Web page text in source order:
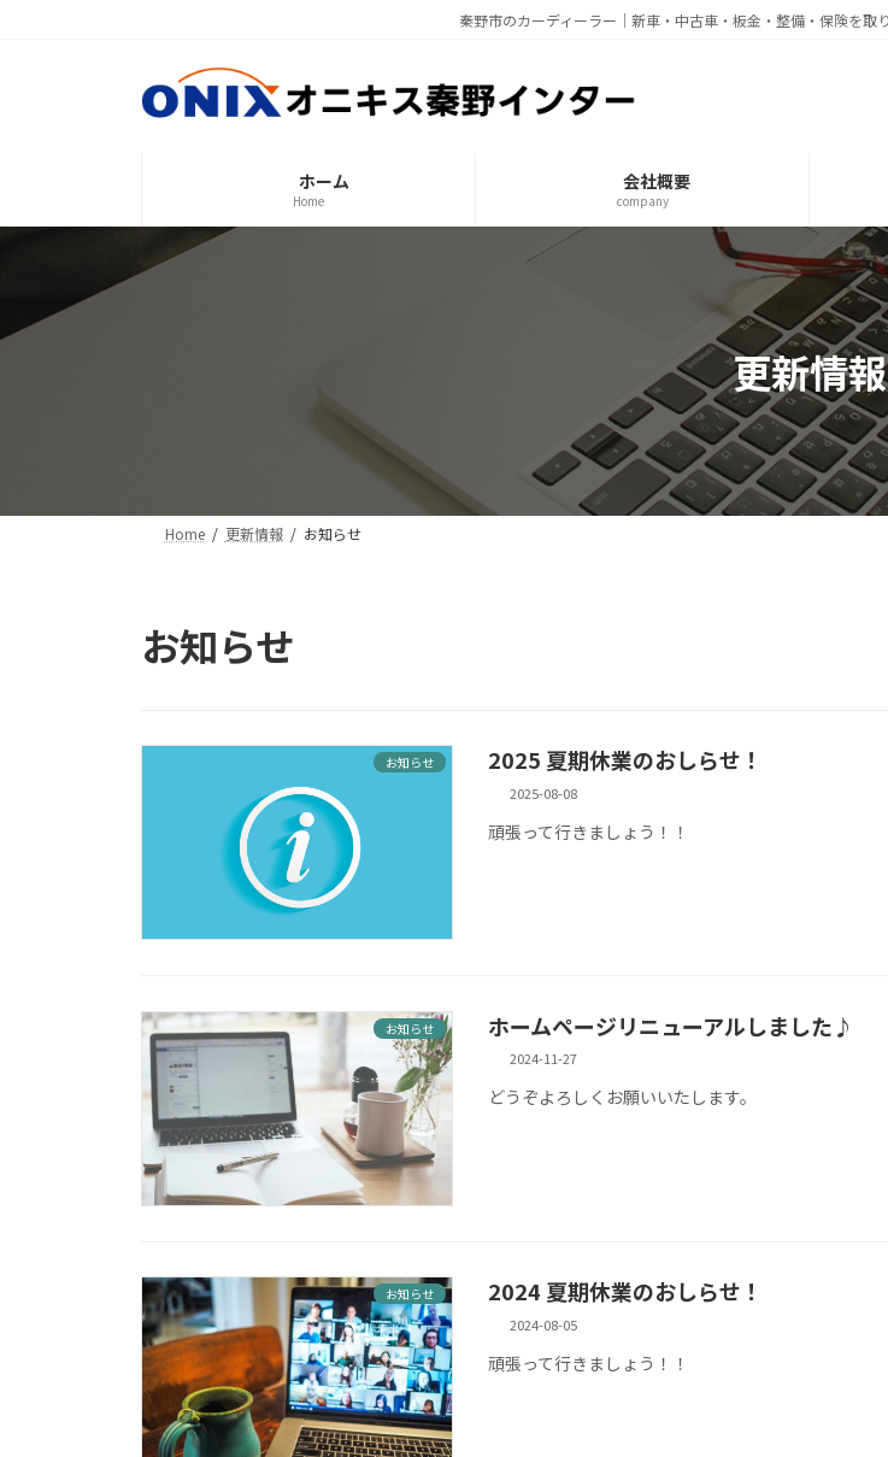
秦野市のカーディーラー｜新車・中古車・板金・整備・保険を取
ホーム
Home
会社概要
company
更新情報
Home 更新情報 お知らせ
お知らせ
お知らせ 2025 夏期休業のおしらせ！
2025-08-08
頑張って行きましょう！！
お知らせ ホームページリニューアルしました♪
2024-11-27
どうぞよろしくお願いいたします。
お知らせ 2024 夏期休業のおしらせ！
2024-08-05
頑張って行きましょう！！